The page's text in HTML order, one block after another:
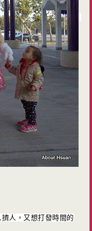
人，又想打發時間的